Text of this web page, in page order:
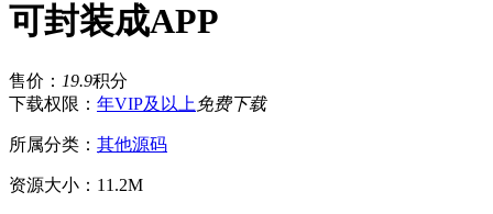
可封装成APP
售价： 19.9积分
下载权限： 年VIP及以上 免费下载
所属分类： 其他源码
资源大小： 11.2M